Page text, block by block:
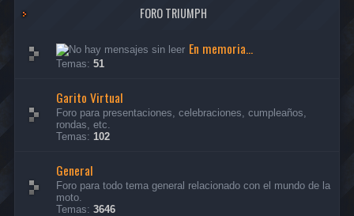
FORO TRIUMPH
En memoria...
Temas: 51
Garito Virtual
Foro para presentaciones, celebraciones, cumpleaños,
rondas, etc.
Temas: 102
General
Foro para todo tema general relacionado con el mundo de la
moto.
Temas: 3646